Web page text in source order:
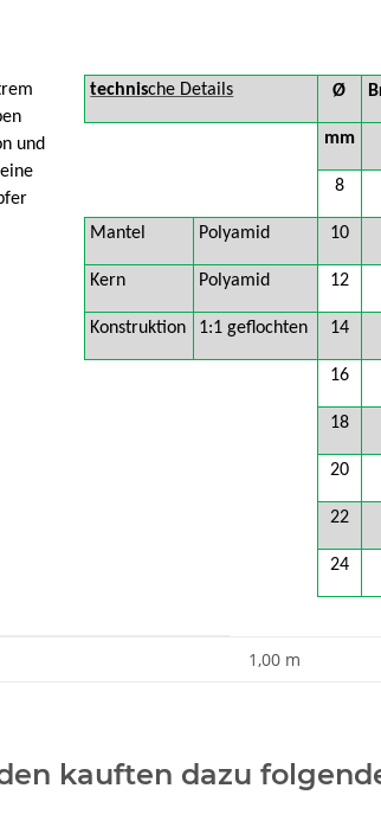
und
technische Details Ø
mm
8
Mantel Polyamid 10
Kern Polyamid 12
Konstruktion 1:1 geflochten 14
16
18
20
22
24
1,00 m
kauften dazu